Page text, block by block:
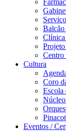
Clínica
Centro
Cultura
Coro
Escola
Eventos /